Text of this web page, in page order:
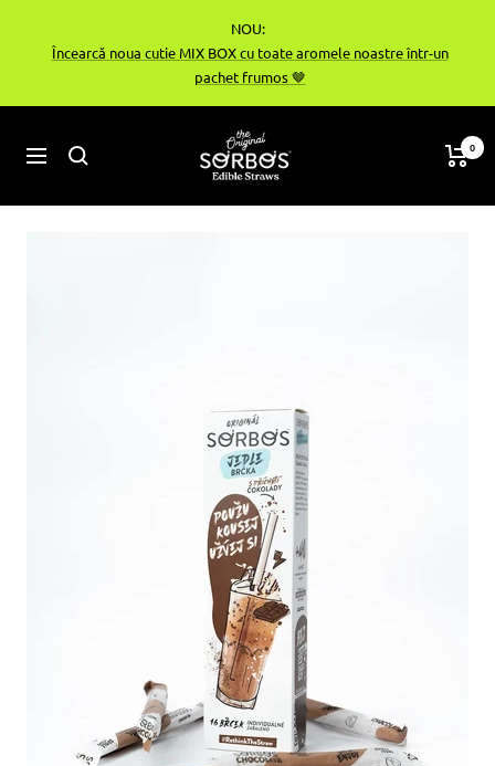
conținut
NOU:
Încearcă noua cutie MIX BOX cu toate aromele noastre într-un
pachet frumos 🤎
Navigare
0